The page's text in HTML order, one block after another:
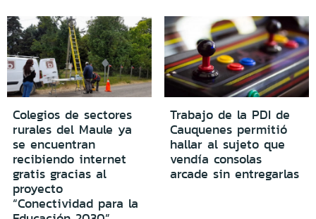
Colegios de sectores
rurales del Maule ya
se encuentran
recibiendo internet
gratis gracias al
proyecto
“Conectividad para la
Trabajo de la PDI de
Cauquenes permitió
hallar al sujeto que
vendía consolas
arcade sin entregarlas